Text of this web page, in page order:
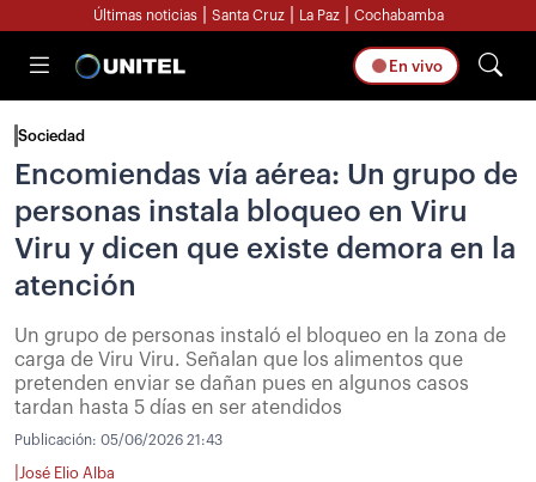
Últimas noticias Santa Cruz La Paz Cochabamba
En vivo
Sociedad
Encomiendas vía aérea: Un grupo de
personas instala bloqueo en Viru
Viru y dicen que existe demora en la
atención
Un grupo de personas instaló el bloqueo en la zona de
carga de Viru Viru. Señalan que los alimentos que
pretenden enviar se dañan pues en algunos casos
tardan hasta 5 días en ser atendidos
Publicación: 05/06/2026 21:43
José Elio Alba